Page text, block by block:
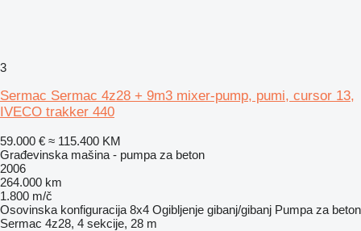
3
Sermac Sermac 4z28 + 9m3 mixer-pump, pumi, cursor 13,
IVECO trakker 440
59.000 € ≈ 115.400 KM
Građevinska mašina - pumpa za beton
2006
264.000 km
1.800 m/č
Osovinska konfiguracija 8x4 Ogibljenje gibanj/gibanj Pumpa za beton
Sermac 4z28, 4 sekcije, 28 m